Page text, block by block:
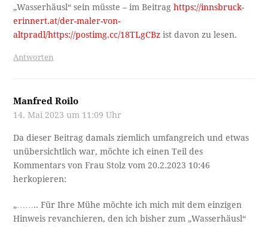
„Wasserhäusl“ sein müsste – im Beitraghttps://innsbruck-
erinnert.at/der-maler-von-
altpradl/https://postimg.cc/18TLgCBz ist davon zu lesen.
Antworten
Manfred Roilo
14. Mai 2023 um 11:09 Uhr
Da dieser Beitrag damals ziemlich umfangreich und etwas
unübersichtlich war, möchte ich einen Teil des
Kommentars von Frau Stolz vom 20.2.2023 10:46
herkopieren:
„…….. Für Ihre Mühe möchte ich mich mit dem einzigen
Hinweis revanchieren, den ich bisher zum „Wasserhäusl“